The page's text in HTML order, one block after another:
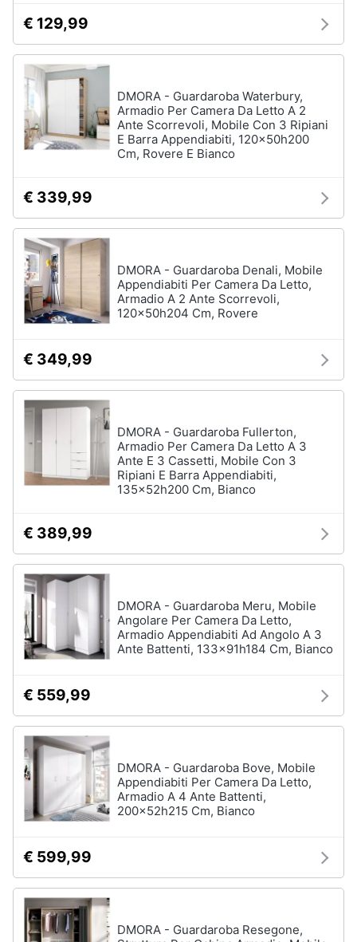
Vedi
Ingresso
Appendiabiti
Scarpiera
Vedi
tutti
Mobili
bagno
Divani
Divano
Comodini
Vedi
tutti
Complementi
e
decorazioni
Sveglia
Orologi
da
parete
da
parati
Tende
Vedi
tutti
Tende
da
sole
Tende
Materasso
€ 129,99
DMORA - Guardaroba Waterbury,
Armadio Per Camera Da Letto A 2
Ante Scorrevoli, Mobile Con 3 Ripiani
E Barra Appendiabiti, 120x50h200
Cm, Rovere E Bianco
€ 339,99
DMORA - Guardaroba Denali, Mobile
Appendiabiti Per Camera Da Letto,
Armadio A 2 Ante Scorrevoli,
120x50h204 Cm, Rovere
€ 349,99
DMORA - Guardaroba Fullerton,
Armadio Per Camera Da Letto A 3
Ante E 3 Cassetti, Mobile Con 3
Ripiani E Barra Appendiabiti,
135x52h200 Cm, Bianco
€ 389,99
DMORA - Guardaroba Meru, Mobile
Angolare Per Camera Da Letto,
Armadio Appendiabiti Ad Angolo A 3
Ante Battenti, 133x91h184 Cm, Bianco
€ 559,99
DMORA - Guardaroba Bove, Mobile
Appendiabiti Per Camera Da Letto,
Armadio A 4 Ante Battenti,
200x52h215 Cm, Bianco
€ 599,99
DMORA - Guardaroba Resegone,